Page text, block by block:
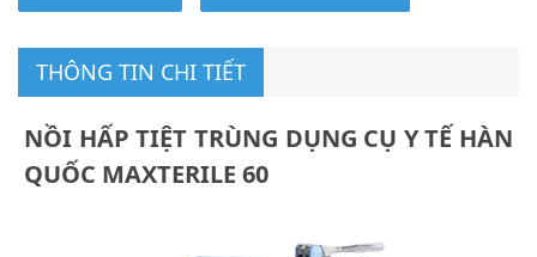
THÔNG TIN CHI TIẾT
NỒI HẤP TIỆT TRÙNG DỤNG CỤ Y TẾ HÀN
QUỐC MAXTERILE 60